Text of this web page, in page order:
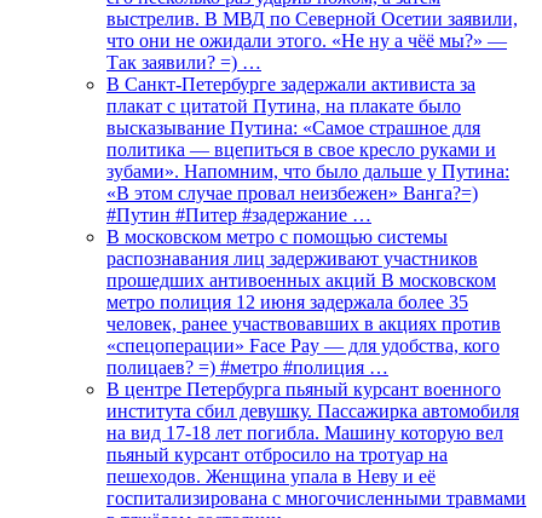
выстрелив. В МВД по Северной Осетии заявили,
что они не ожидали этого. «Не ну а чёё мы?» —
Так заявили? =) …
В Санкт-Петербурге задержали активиста за
плакат с цитатой Путина, на плакате было
высказывание Путина: «Самое страшное для
политика — вцепиться в свое кресло руками и
зубами». Напомним, что было дальше у Путина:
«В этом случае провал неизбежен» Ванга?=)
#Путин #Питер #задержание …
В московском метро с помощью системы
распознавания лиц задерживают участников
прошедших антивоенных акций В московском
метро полиция 12 июня задержала более 35
человек, ранее участвовавших в акциях против
«спецоперации» Face Pay — для удобства, кого
полицаев? =) #метро #полиция …
В центре Петербурга пьяный курсант военного
института сбил девушку. Пассажирка автомобиля
на вид 17-18 лет погибла. Машину которую вел
пьяный курсант отбросило на тротуар на
пешеходов. Женщина упала в Неву и её
госпитализирована с многочисленными травмами